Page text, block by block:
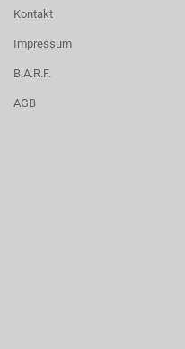
Kontakt
Impressum
B.A.R.F.
AGB